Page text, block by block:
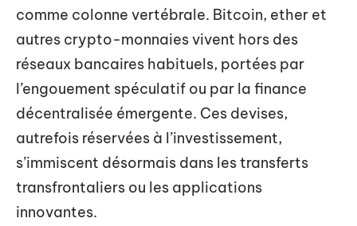
comme colonne vertébrale. Bitcoin, ether et
autres crypto-monnaies vivent hors des
réseaux bancaires habituels, portées par
l’engouement spéculatif ou par la finance
décentralisée émergente. Ces devises,
autrefois réservées à l’investissement,
s’immiscent désormais dans les transferts
transfrontaliers ou les applications
innovantes.